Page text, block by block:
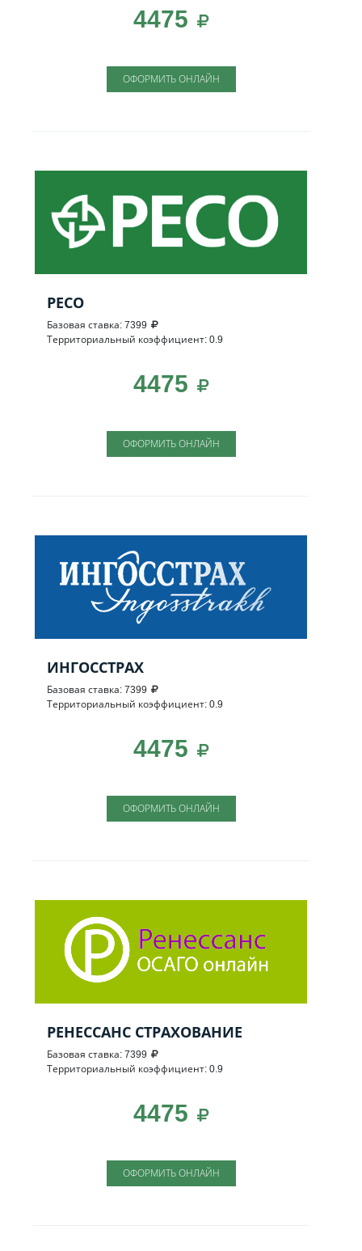
4475
ОФОРМИТЬ ОНЛАЙН
РЕСО
Базовая ставка: 7399
Территориальный коэффициент: 0.9
4475
ОФОРМИТЬ ОНЛАЙН
ИНГОССТРАХ
Базовая ставка: 7399
Территориальный коэффициент: 0.9
4475
ОФОРМИТЬ ОНЛАЙН
РЕНЕССАНС СТРАХОВАНИЕ
Базовая ставка: 7399
Территориальный коэффициент: 0.9
4475
ОФОРМИТЬ ОНЛАЙН